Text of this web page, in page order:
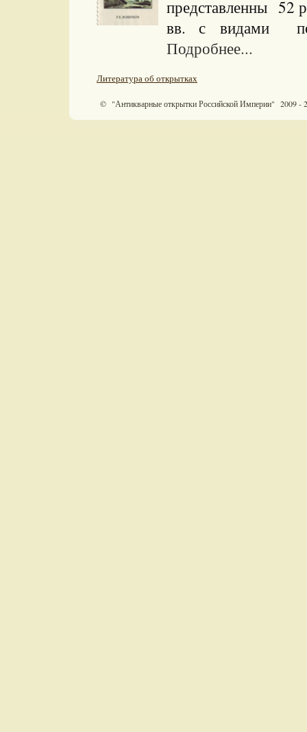
представленны 52
вв. с видами
Подробнее...
Литература об открытках
© "Антикварные открытки Российской Империи" 2009 -